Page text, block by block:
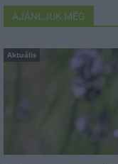
AJÁNLJUK MÉG
Aktuális